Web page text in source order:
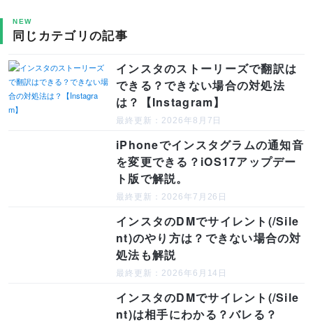
NEW
同じカテゴリの記事
インスタのストーリーズで翻訳は
できる？できない場合の対処法
は？【Instagram】
最終更新：2026年8月7日
iPhoneでインスタグラムの通知音
を変更できる？iOS17アップデー
ト版で解説。
最終更新：2026年7月26日
インスタのDMでサイレント(/Sile
nt)のやり方は？できない場合の対
処法も解説
最終更新：2026年6月14日
インスタのDMでサイレント(/Sile
nt)は相手にわかる？バレる？